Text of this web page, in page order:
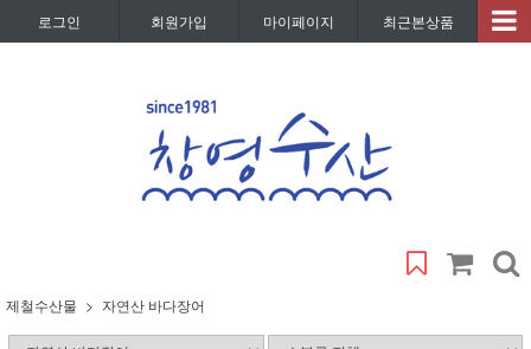
로그인 회원가입 마이페이지 최근본상품
제철수산물 자연산 바다장어